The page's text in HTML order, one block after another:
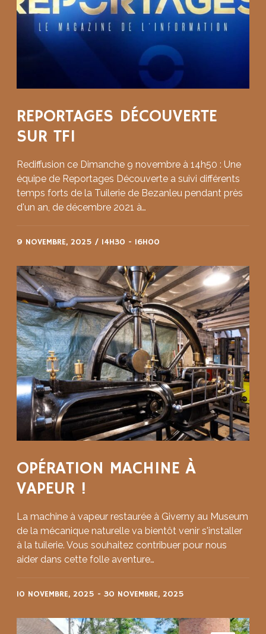
REPORTAGES DÉCOUVERTE
SUR TF1
Rediffusion ce Dimanche 9 novembre à 14h50 : Une
équipe de Reportages Découverte a suivi différents
temps forts de la Tuilerie de Bezanleu pendant près
d'un an, de décembre 2021 à…
9 NOVEMBRE, 2025 / 14H30 - 16H00
OPÉRATION MACHINE À
VAPEUR !
La machine à vapeur restaurée à Giverny au Museum
de la mécanique naturelle va bientôt venir s'installer
à la tuilerie. Vous souhaitez contribuer pour nous
aider dans cette folle aventure…
10 NOVEMBRE, 2025 - 30 NOVEMBRE, 2025